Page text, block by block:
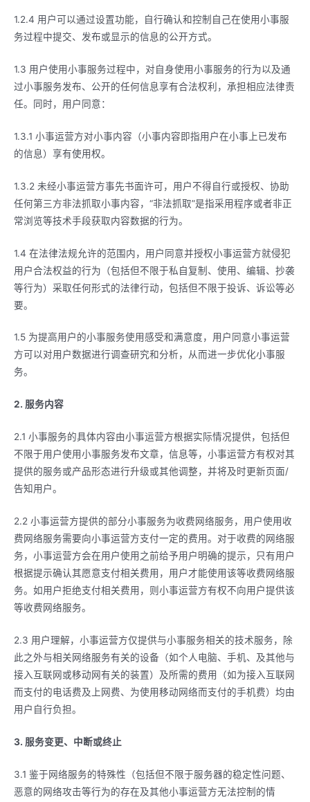
1.2.4 用户可以通过设置功能，自行确认和控制自己在使用小事服
务过程中提交、发布或显示的信息的公开方式。
1.3 用户使用小事服务过程中，对自身使用小事服务的行为以及通
过小事服务发布、公开的任何信息享有合法权利，承担相应法律责
任。同时，用户同意：
1.3.1 小事运营方对小事内容（小事内容即指用户在小事上已发布
的信息）享有使用权。
1.3.2 未经小事运营方事先书面许可，用户不得自行或授权、协助
任何第三方非法抓取小事内容，“非法抓取”是指采用程序或者非正
常浏览等技术手段获取内容数据的行为。
1.4 在法律法规允许的范围内，用户同意并授权小事运营方就侵犯
用户合法权益的行为（包括但不限于私自复制、使用、编辑、抄袭
等行为）采取任何形式的法律行动，包括但不限于投诉、诉讼等必
要。
1.5 为提高用户的小事服务使用感受和满意度，用户同意小事运营
方可以对用户数据进行调查研究和分析，从而进一步优化小事服
务。
2. 服务内容
2.1 小事服务的具体内容由小事运营方根据实际情况提供，包括但
不限于用户使用小事服务发布文章，信息等，小事运营方有权对其
提供的服务或产品形态进行升级或其他调整，并将及时更新页面/
告知用户。
2.2 小事运营方提供的部分小事服务为收费网络服务，用户使用收
费网络服务需要向小事运营方支付一定的费用。对于收费的网络服
务，小事运营方会在用户使用之前给予用户明确的提示，只有用户
根据提示确认其愿意支付相关费用，用户才能使用该等收费网络服
务。如用户拒绝支付相关费用，则小事运营方有权不向用户提供该
等收费网络服务。
2.3 用户理解，小事运营方仅提供与小事服务相关的技术服务，除
此之外与相关网络服务有关的设备（如个人电脑、手机、及其他与
接入互联网或移动网有关的装置）及所需的费用（如为接入互联网
而支付的电话费及上网费、为使用移动网络而支付的手机费）均由
用户自行负担。
3. 服务变更、中断或终止
3.1 鉴于网络服务的特殊性（包括但不限于服务器的稳定性问题、
恶意的网络攻击等行为的存在及其他小事运营方无法控制的情